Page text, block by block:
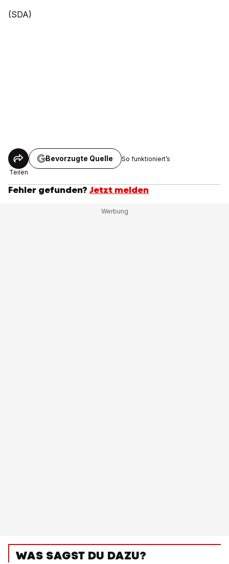
(SDA)
Teilen
Bevorzugte Quelle So funktioniert’s
Fehler gefunden? Jetzt melden
WAS SAGST DU DAZU?